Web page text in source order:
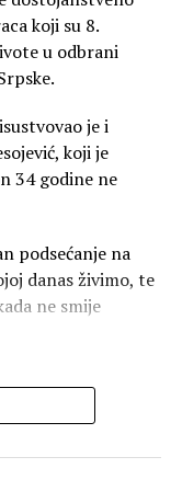
ubijediti
na stranu
Svaki kapitalni
kompleksa,
grada —
sa
koji su 8.
u odbrani
je i
koji je
34 godine ne
podsećanje na
danas živimo, te
ne smije